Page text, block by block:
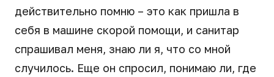
действительно помню – это как пришла в
себя в машине скорой помощи, и санитар
спрашивал меня, знаю ли я, что со мной
случилось. Еще он спросил, понимаю ли, где